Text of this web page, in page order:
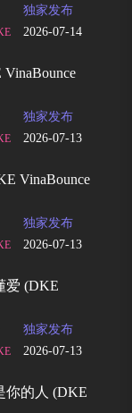
独家发布
2026-07-14
独家发布
2026-07-13
VinaBounce
独家发布
2026-07-13
爱 (DKE
独家发布
2026-07-13
你的人 (DKE